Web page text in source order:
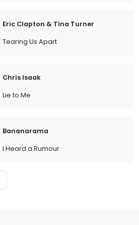
Eric Clapton & Tina Turner
Tearing Us Apart
Chris Isaak
Lie to Me
Bananarama
I Heard a Rumour